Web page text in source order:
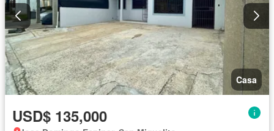
Casa
USD$ 135,000